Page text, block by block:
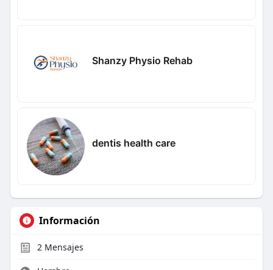
Shanzy Physio Rehab
dentis health care
Información
2Mensajes